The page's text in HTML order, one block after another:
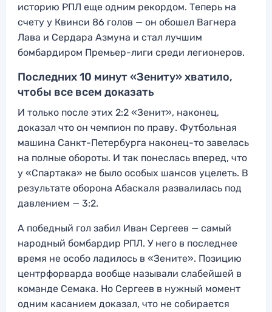
историю РПЛ еще одним рекордом. Теперь на
счету у Квинси 86 голов — он обошел Вагнера
Лава и Сердара Азмуна и стал лучшим
бомбардиром Премьер-лиги среди легионеров.
Последних 10 минут «Зениту» хватило,
чтобы все всем доказать
И только после этих 2:2 «Зенит», наконец,
доказал что он чемпион по праву. Футбольная
машина Санкт-Петербурга наконец-то завелась
на полные обороты. И так понеслась вперед, что
у «Спартака» не было особых шансов уцелеть. В
результате оборона Абаскаля развалилась под
давлением — 3:2.
А победный гол забил Иван Сергеев — самый
народный бомбардир РПЛ. У него в последнее
время не особо ладилось в «Зените». Позицию
центрфорварда вообще называли слабейшей в
команде Семака. Но Сергеев в нужный момент
одним касанием доказал, что не собирается